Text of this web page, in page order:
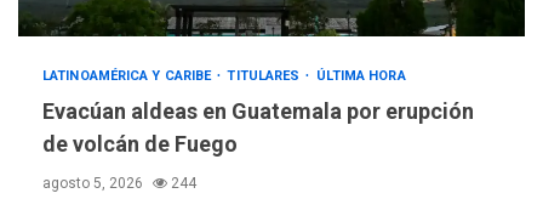
LATINOAMÉRICA Y CARIBE TITULARES ÚLTIMA HORA
Evacúan aldeas en Guatemala por erupción
de volcán de Fuego
agosto 5, 2026 244